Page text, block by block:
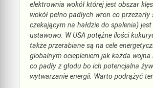
elektrownia wokół której jest obszar
wokół pełno padłych wron co
czekającym na hałdzie do spalenia)
ustawowo. W USA potężne ilości
także przerabiane są na cele
globalnym ociepleniem jak każda
co padły z głodu bo ich potencjalna
wytwarzanie energii. Warto podrążyć